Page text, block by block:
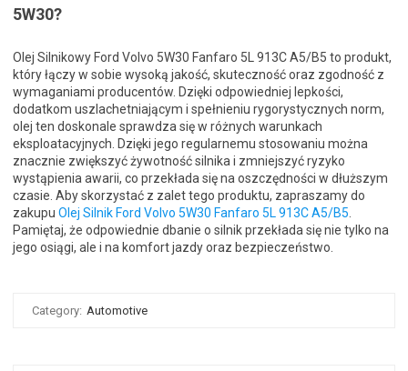
5W30?
Olej Silnikowy Ford Volvo 5W30 Fanfaro 5L 913C A5/B5 to produkt,
który łączy w sobie wysoką jakość, skuteczność oraz zgodność z
wymaganiami producentów. Dzięki odpowiedniej lepkości,
dodatkom uszlachetniającym i spełnieniu rygorystycznych norm,
olej ten doskonale sprawdza się w różnych warunkach
eksploatacyjnych. Dzięki jego regularnemu stosowaniu można
znacznie zwiększyć żywotność silnika i zmniejszyć ryzyko
wystąpienia awarii, co przekłada się na oszczędności w dłuższym
czasie. Aby skorzystać z zalet tego produktu, zapraszamy do
zakupu Olej Silnik Ford Volvo 5W30 Fanfaro 5L 913C A5/B5.
Pamiętaj, że odpowiednie dbanie o silnik przekłada się nie tylko na
jego osiągi, ale i na komfort jazdy oraz bezpieczeństwo.
Category: Automotive